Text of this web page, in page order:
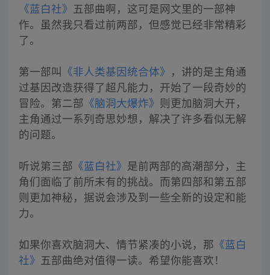
《蓝白社》 五部曲啊，这可是网文里的一部神
作。虽然我只看过前两部，但感觉已经非常精彩
了。
第一部叫 《非人类基因统合体》 ，讲的是主角通
过基因改造获得了超凡能力，开始了一段奇妙的
冒险。第二部 《脑洞大爆炸》 则更加脑洞大开，
主角通过一系列奇思妙想，解决了许多看似无解
的问题。
听说第三部 《蓝白社》 是前两部的高潮部分，主
角们面临了前所未有的挑战。而第四部和第五部
则更加神秘，据说会涉及到一些全新的设定和能
力。
如果你喜欢脑洞大、情节紧凑的小说，那 《蓝白
社》 五部曲绝对值得一读。希望你能喜欢！